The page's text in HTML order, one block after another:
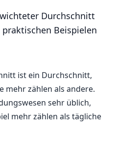
Durchschnitt
Beispielen
ist ein Durchschnitt,
mehr zählen als andere.
sehr üblich,
mehr zählen als tägliche